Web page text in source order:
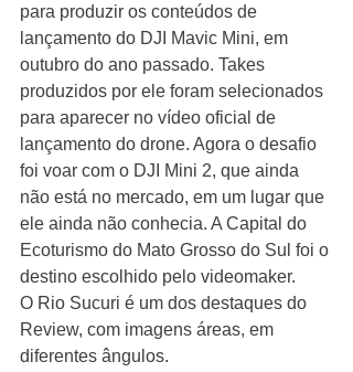
para produzir os conteúdos de
lançamento do DJI Mavic Mini, em
outubro do ano passado. Takes
produzidos por ele foram selecionados
para aparecer no vídeo oficial de
lançamento do drone. Agora o desafio
foi voar com o DJI Mini 2, que ainda
não está no mercado, em um lugar que
ele ainda não conhecia. A Capital do
Ecoturismo do Mato Grosso do Sul foi o
destino escolhido pelo videomaker.
O Rio Sucuri é um dos destaques do
Review, com imagens áreas, em
diferentes ângulos.